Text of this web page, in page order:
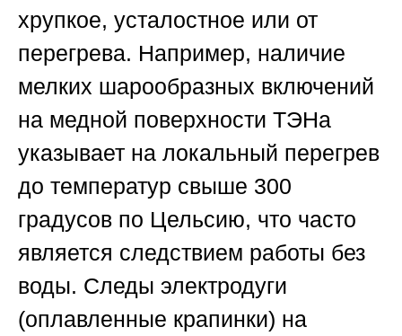
хрупкое, усталостное или от
перегрева. Например, наличие
мелких шарообразных включений
на медной поверхности ТЭНа
указывает на локальный перегрев
до температур свыше 300
градусов по Цельсию, что часто
является следствием работы без
воды. Следы электродуги
(оплавленные крапинки) на